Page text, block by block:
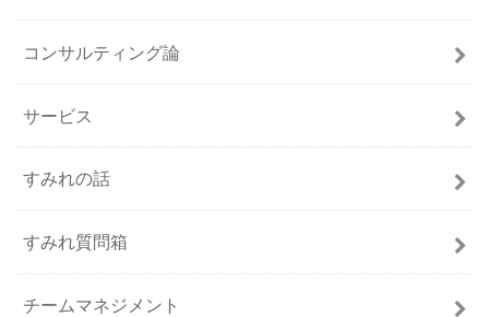
コンサルティング論
サービス
すみれの話
すみれ質問箱
チームマネジメント